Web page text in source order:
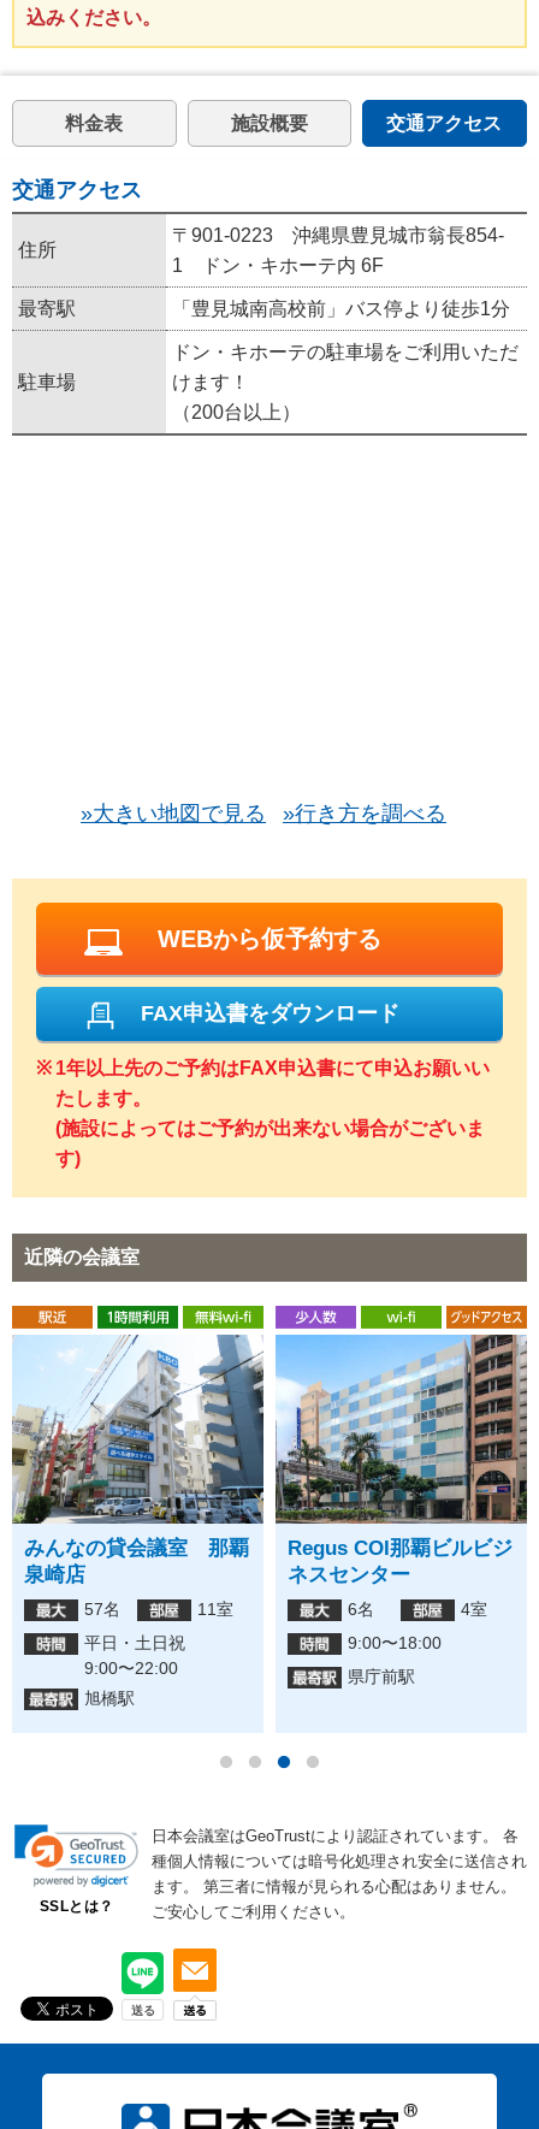
込みください。
料金表 施設概要 交通アクセス
交通アクセス
住所
〒901-0223 沖縄県豊見城市翁長854-
1 ドン・キホーテ内 6F
最寄駅 「豊見城南高校前」バス停より徒歩1分
駐車場
ドン・キホーテの駐車場をご利用いただ
けます！
（200台以上）
»大きい地図で見る »行き方を調べる
WEBから仮予約する
FAX申込書をダウンロード
1年以上先のご予約はFAX申込書にて申込お願いい
たします。
(施設によってはご予約が出来ない場合がございま
す)
近隣の会議室
みんなの貸会議室 那覇
泉崎店
57名
11室
平日・土日祝
9:00〜22:00
旭橋駅
Regus COI那覇ビルビジ
ネスセンター
6名
4室
9:00〜18:00
県庁前駅
SSLとは？
日本会議室はGeoTrustにより認証されています。
各
種個人情報については暗号化処理され安全に送信され
ます。
第三者に情報が見られる心配はありません。
ご安心してご利用ください。